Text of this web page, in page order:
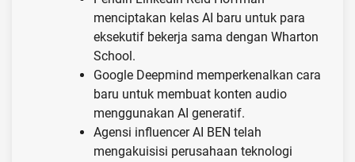
menciptakan kelas AI baru untuk para
eksekutif bekerja sama dengan Wharton
School.
Google Deepmind memperkenalkan cara
baru untuk membuat konten audio
menggunakan AI generatif.
Agensi influencer AI BEN telah
mengakuisisi perusahaan teknologi